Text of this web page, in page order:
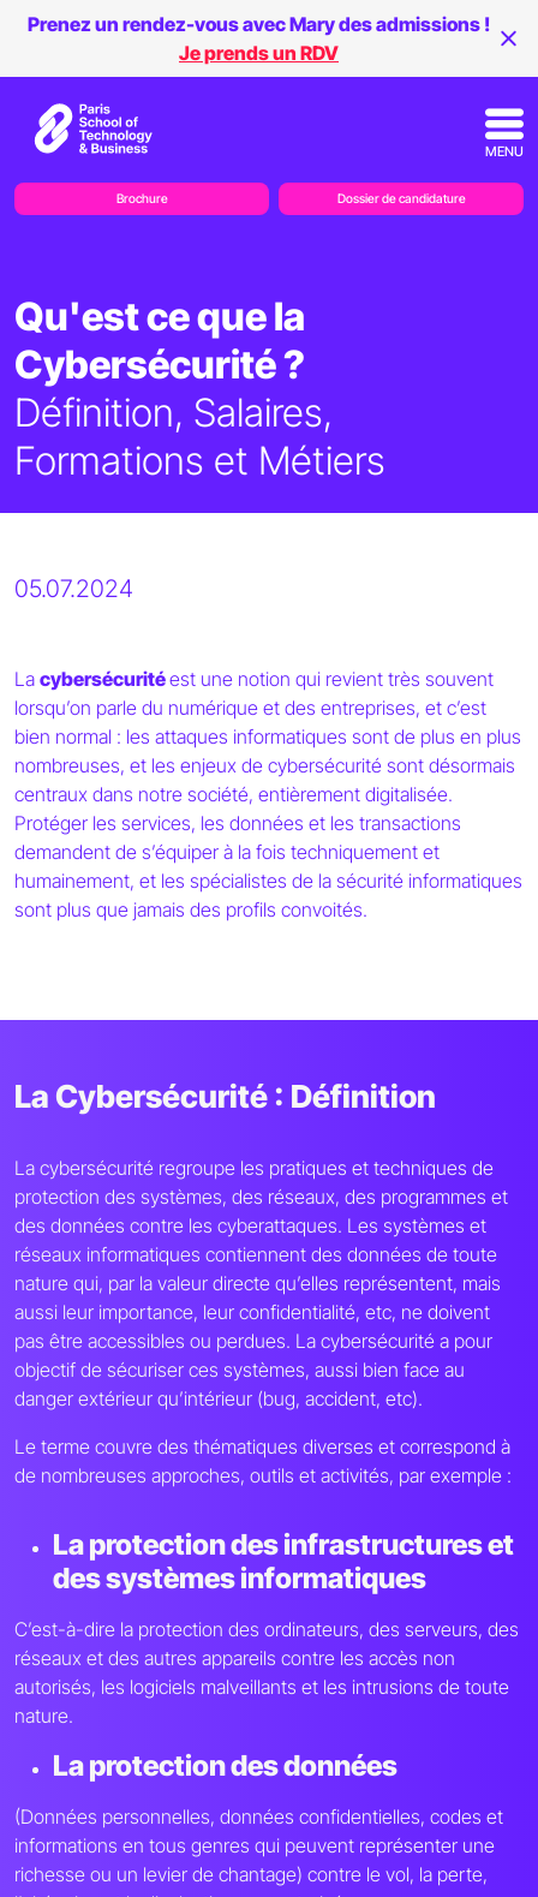
Qu'est ce que la
Cybersécurité ?
Définition, Salaires,
Formations et Métiers
05.07.2024
La cybersécuritéest une notion qui revient très souvent
lorsqu’on parle du numérique et des entreprises, et c’est
bien normal : les attaques informatiques sont de plus en plus
nombreuses, et les enjeux de cybersécurité sont désormais
centraux dans notre société, entièrement digitalisée.
Protéger les services, les données et les transactions
demandent de s’équiper à la fois techniquement et
humainement, et les spécialistes de la sécurité informatiques
sont plus que jamais des profils convoités.
La Cybersécurité : Définition
La cybersécurité regroupe les pratiques et techniques de
protection des systèmes, des réseaux, des programmes et
des données contre les cyberattaques. Les systèmes et
réseaux informatiques contiennent des données de toute
nature qui, par la valeur directe qu’elles représentent, mais
aussi leur importance, leur confidentialité, etc, ne doivent
pas être accessibles ou perdues. La cybersécurité a pour
objectif de sécuriser ces systèmes, aussi bien face au
danger extérieur qu’intérieur (bug, accident, etc).
Le terme couvre des thématiques diverses et correspond à
de nombreuses approches, outils et activités, par exemple :
La protection des infrastructures et
des systèmes informatiques
C’est-à-dire la protection des ordinateurs, des serveurs, des
réseaux et des autres appareils contre les accès non
autorisés, les logiciels malveillants et les intrusions de toute
nature.
La protection des données
(Données personnelles, données confidentielles, codes et
informations en tous genres qui peuvent représenter une
richesse ou un levier de chantage) contre le vol, la perte,
Prenez un rendez-vous avec Mary des admissions !
Je prends un RDV
MENU
Brochure Dossier de candidature